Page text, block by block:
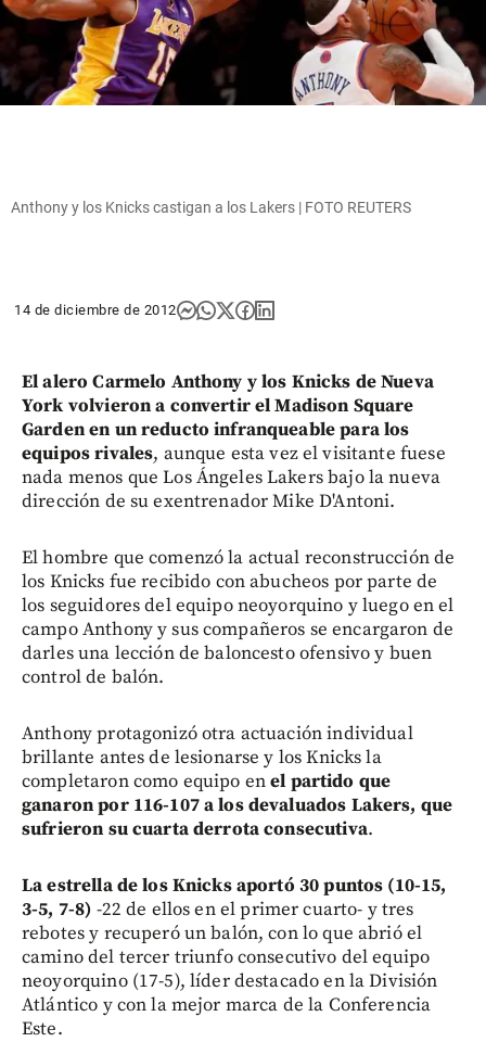
Anthony y los Knicks castigan a los Lakers | FOTO REUTERS
14 de diciembre de 2012
El alero Carmelo Anthony y los Knicks de Nueva
York volvieron a convertir el Madison Square
Garden en un reducto infranqueable para los
equipos rivales, aunque esta vez el visitante fuese
nada menos que Los Ángeles Lakers bajo la nueva
dirección de su exentrenador Mike D'Antoni.
El hombre que comenzó la actual reconstrucción de
los Knicks fue recibido con abucheos por parte de
los seguidores del equipo neoyorquino y luego en el
campo Anthony y sus compañeros se encargaron de
darles una lección de baloncesto ofensivo y buen
control de balón.
Anthony protagonizó otra actuación individual
brillante antes de lesionarse y los Knicks la
completaron como equipo enel partido que
ganaron por 116-107 a los devaluados Lakers, que
sufrieron su cuarta derrota consecutiva.
La estrella de los Knicks aportó 30 puntos (10-15,
3-5, 7-8) -22 de ellos en el primer cuarto- y tres
rebotes y recuperó un balón, con lo que abrió el
camino del tercer triunfo consecutivo del equipo
neoyorquino (17-5), líder destacado en la División
Atlántico y con la mejor marca de la Conferencia
Este.